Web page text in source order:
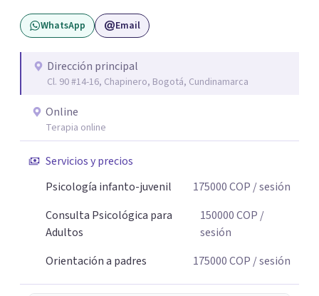
pueda pensarse y transformarse.
WhatsApp Email
Dirección principal
Cl. 90 #14-16, Chapinero, Bogotá, Cundinamarca
Online
Terapia online
Servicios y precios
Psicología infanto-juvenil
175000COP / sesión
Consulta Psicológica para
Adultos
150000COP /
sesión
Orientación a padres
175000COP / sesión